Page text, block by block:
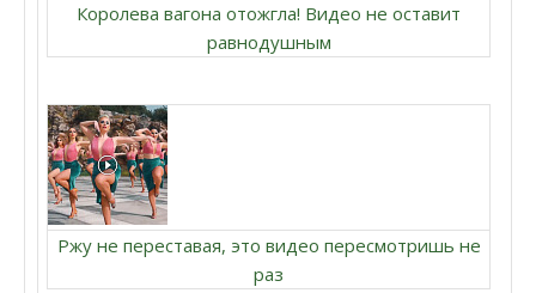
Королева вагона отожгла! Видео не оставит
равнодушным
Ржу не переставая, это видео пересмотришь не
раз